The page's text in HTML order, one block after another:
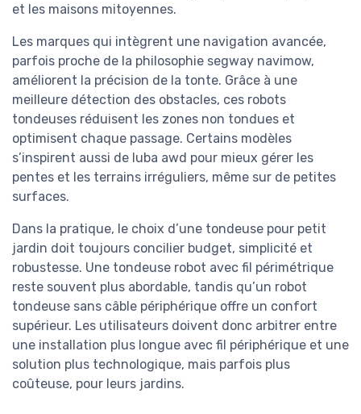
et les maisons mitoyennes.
Les marques qui intègrent une navigation avancée,
parfois proche de la philosophie segway navimow,
améliorent la précision de la tonte. Grâce à une
meilleure détection des obstacles, ces robots
tondeuses réduisent les zones non tondues et
optimisent chaque passage. Certains modèles
s’inspirent aussi de luba awd pour mieux gérer les
pentes et les terrains irréguliers, même sur de petites
surfaces.
Dans la pratique, le choix d’une tondeuse pour petit
jardin doit toujours concilier budget, simplicité et
robustesse. Une tondeuse robot avec fil périmétrique
reste souvent plus abordable, tandis qu’un robot
tondeuse sans câble périphérique offre un confort
supérieur. Les utilisateurs doivent donc arbitrer entre
une installation plus longue avec fil périphérique et une
solution plus technologique, mais parfois plus
coûteuse, pour leurs jardins.